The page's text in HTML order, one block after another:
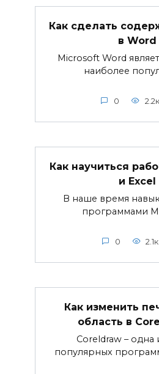
Как сделать
в Word
Microsoft Word
наиболее
0 2.2к.
Как научиться
и Excel
В наше время
программами
0 2.1к.
Как изменить
область в
Coreldraw – одна
популярных